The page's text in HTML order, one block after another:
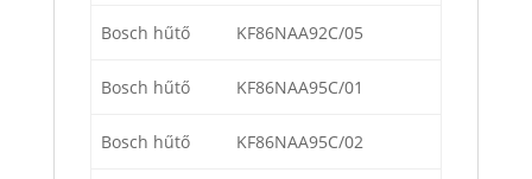
Bosch hűtő KF86NAA92C/05
Bosch hűtő KF86NAA95C/01
Bosch hűtő KF86NAA95C/02